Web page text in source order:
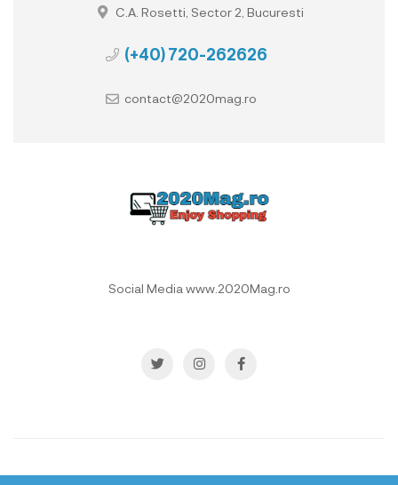
C.A. Rosetti, Sector 2, Bucuresti
(+40) 720-262626
contact@2020mag.ro
Social Media www.2020Mag.ro